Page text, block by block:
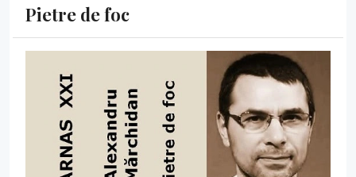
Pietre de foc